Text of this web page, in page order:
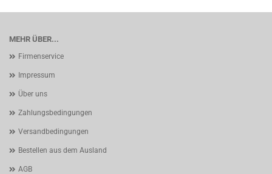
MEHR ÜBER...
Firmenservice
Impressum
Über uns
Zahlungsbedingungen
Versandbedingungen
Bestellen aus dem Ausland
AGB